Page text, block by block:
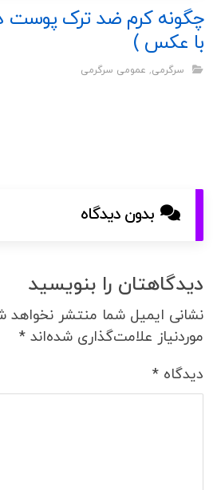
چگونه کرم ضد ترک پوست
با عکس )
سرگرمی, عمومی سرگرمی
بدون دیدگاه
دیدگاهتان را بنویسید
نشانی ایمیل شما منتشر نخواهد
موردنیاز علامت‌گذاری شده‌اند*
دیدگاه*